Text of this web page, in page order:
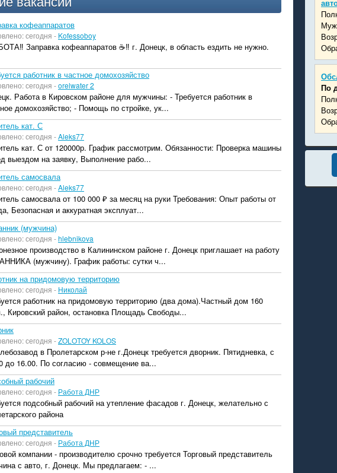
кофеаппаратов
сегодня - Kofessoboy
Заправка кофеаппаратов ☕️‼️ г. Донецк, в область ездить не нужно.
работник в частное домохозяйство
сегодня -orelwater 2
Работа в Кировском районе для мужчины: - Требуется работник в
домохозяйство; - Помощь по стройке, ук...
кат. С
сегодня -Aleks77
кат. С от 120000р. График рассмотрим. Обязанности: Проверка машины
выездом на заявку, Выполнение рабо...
самосвала
сегодня -Aleks77
самосвала от 100 000 ₽ за месяц на руки Требования: Опыт работы от
Безопасная и аккуратная эксплуат...
(мужчина)
сегодня -hlebnikova
производство в Калининском районе г. Донецк приглашает на работу
(мужчину). График работы: сутки ч...
на придомовую территорию
сегодня - Николай
работник на придомовую территорию (два дома).Частный дом 160
Кировский район, остановка Площадь Свободы...
сегодня -ZOLOTOY KOLOS
в Пролетарском р-не г.Донецк требуется дворник. Пятидневка, с
до 16.00. По согласию - совмещение ва...
рабочий
сегодня - Работа ДНР
подсобный рабочий на утепление фасадов г. Донецк, желательно с
района
представитель
сегодня - Работа ДНР
компании - производителю срочно требуется Торговый представитель
с авто, г. Донецк. Мы предлагаем: - ...
По